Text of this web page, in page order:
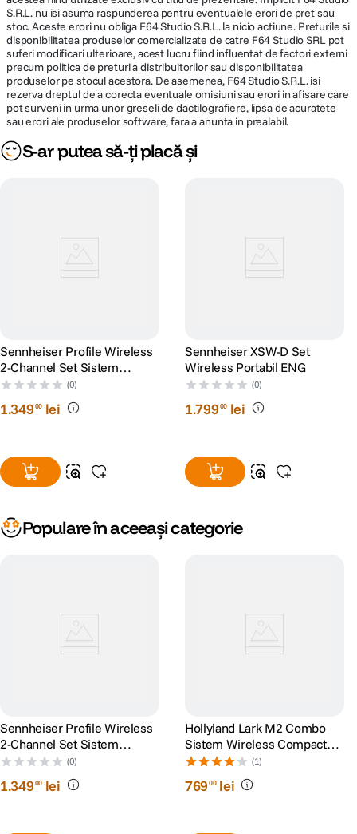
S.R.L. nu isi asuma raspunderea pentru eventualele erori de pret sau
stoc. Aceste erori nu obliga F64 Studio S.R.L. la nicio actiune. Preturile si
disponibilitatea produselor comercializate de catre F64 Studio SRL pot
suferi modificari ulterioare, acest lucru fiind influentat de factori externi
precum politica de preturi a distribuitorilor sau disponibilitatea
produselor pe stocul acestora. De asemenea, F64 Studio S.R.L. isi
rezerva dreptul de a corecta eventuale omisiuni sau erori in afisare care
pot surveni in urma unor greseli de dactilografiere, lipsa de acuratete
sau erori ale produselor software, fara a anunta in prealabil.
S-ar putea să-ți placă și
Sennheiser Profile Wireless
2-Channel Set Sistem
Lavaliera Wireless 2.4 GHz
2TX + RX
(0)
1.34900 lei
Sennheiser XSW-D Set
Wireless Portabil ENG
(0)
1.79900 lei
Populare în aceeași categorie
Sennheiser Profile Wireless
2-Channel Set Sistem
Lavaliera Wireless 2.4 GHz
2TX + RX
(0)
1.34900 lei
Hollyland Lark M2 Combo
Sistem Wireless Compact
Shine Charcoal
(1)
76900 lei